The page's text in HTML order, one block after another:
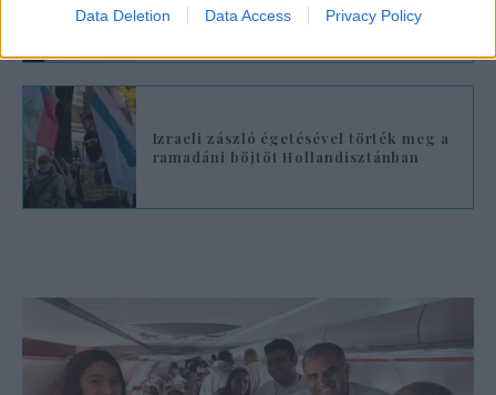
Data Deletion Data Access Privacy Policy
mi leszünk a következők!
Izraeli zászló égetésével törték meg a
ramadáni böjtöt Hollandisztánban